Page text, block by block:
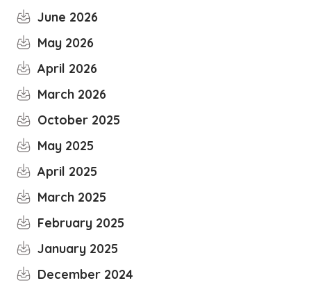
June 2026
May 2026
April 2026
March 2026
October 2025
May 2025
April 2025
March 2025
February 2025
January 2025
December 2024